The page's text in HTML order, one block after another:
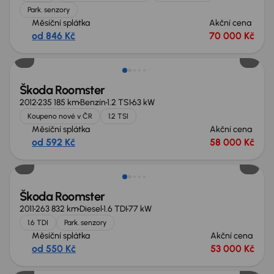
Park. senzory
Měsíční splátka
od 846 Kč
Akční cena
70 000 Kč
Škoda Roomster
2012235 185 kmBenzín1.2 TSI63 kW
Koupeno nové v ČR 1.2 TSI
Měsíční splátka
od 592 Kč
Akční cena
58 000 Kč
Škoda Roomster
2011263 832 kmDiesel1.6 TDI77 kW
1.6 TDI Park. senzory
Měsíční splátka
od 550 Kč
Akční cena
53 000 Kč
Zlevněno o 10 000 Kč